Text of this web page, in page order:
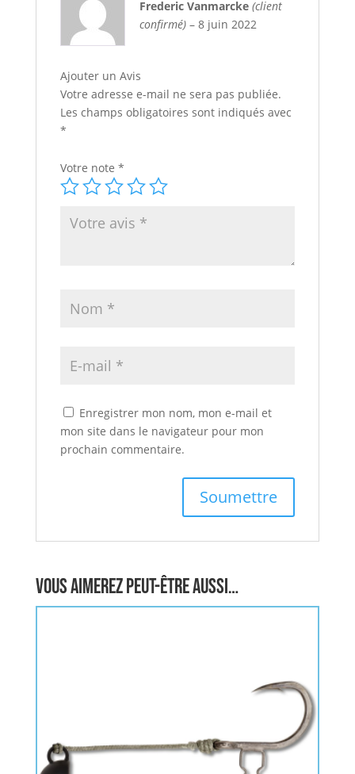
Note5sur
Frederic Vanmarcke (client
confirmé) – 8 juin 2022
Ajouter un Avis
Votre adresse e-mail ne sera pas publiée.
Les champs obligatoires sont indiqués avec
*
Votre note *
Enregistrer mon nom, mon e-mail et
mon site dans le navigateur pour mon
prochain commentaire.
Vous aimerez peut-être aussi…